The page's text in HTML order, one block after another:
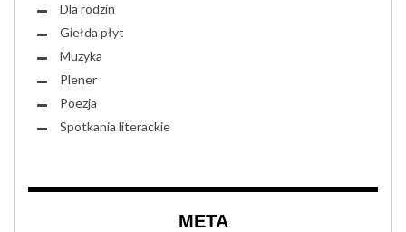
Dla rodzin
Giełda płyt
Muzyka
Plener
Poezja
Spotkania literackie
META